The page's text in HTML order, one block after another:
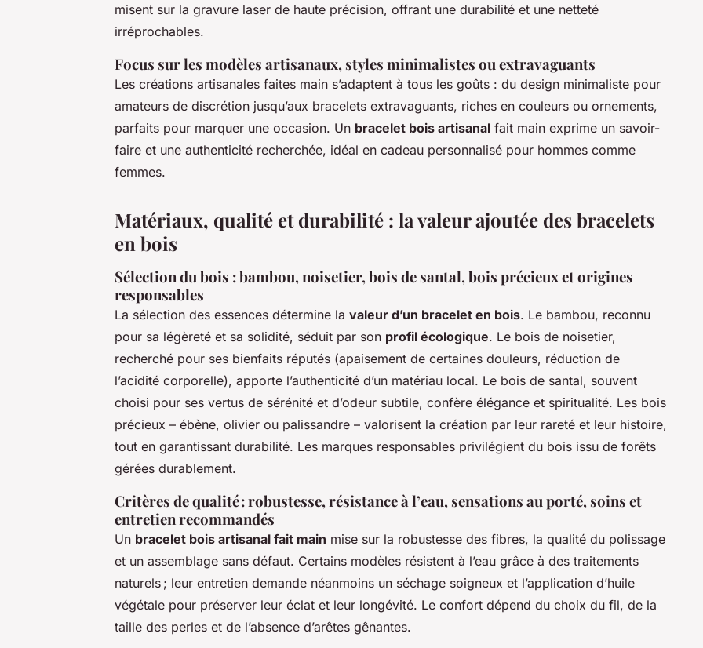
misent sur la gravure laser de haute précision, offrant une durabilité et une netteté
irréprochables.
Focus sur les modèles artisanaux, styles minimalistes ou extravaguants
Les créations artisanales faites main s’adaptent à tous les goûts : du design minimaliste pour
amateurs de discrétion jusqu’aux bracelets extravaguants, riches en couleurs ou ornements,
parfaits pour marquer une occasion. Un bracelet bois artisanal fait main exprime un savoir-
faire et une authenticité recherchée, idéal en cadeau personnalisé pour hommes comme
femmes.
Matériaux, qualité et durabilité : la valeur ajoutée des bracelets
en bois
Sélection du bois : bambou, noisetier, bois de santal, bois précieux et origines
responsables
La sélection des essences détermine la valeur d’un bracelet en bois. Le bambou, reconnu
pour sa légèreté et sa solidité, séduit par son profil écologique. Le bois de noisetier,
recherché pour ses bienfaits réputés (apaisement de certaines douleurs, réduction de
l’acidité corporelle), apporte l’authenticité d’un matériau local. Le bois de santal, souvent
choisi pour ses vertus de sérénité et d’odeur subtile, confère élégance et spiritualité. Les bois
précieux – ébène, olivier ou palissandre – valorisent la création par leur rareté et leur histoire,
tout en garantissant durabilité. Les marques responsables privilégient du bois issu de forêts
gérées durablement.
Critères de qualité : robustesse, résistance à l’eau, sensations au porté, soins et
entretien recommandés
Un bracelet bois artisanal fait main mise sur la robustesse des fibres, la qualité du polissage
et un assemblage sans défaut. Certains modèles résistent à l’eau grâce à des traitements
naturels ; leur entretien demande néanmoins un séchage soigneux et l’application d’huile
végétale pour préserver leur éclat et leur longévité. Le confort dépend du choix du fil, de la
taille des perles et de l’absence d’arêtes gênantes.